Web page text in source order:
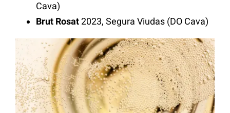
Cava)
Brut Rosat2023, Segura Viudas (DO Cava)